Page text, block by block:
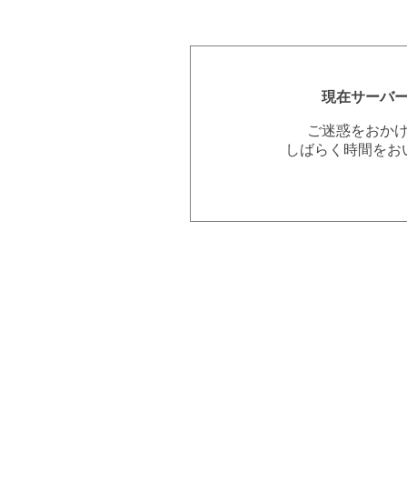
現在サーバ
ご迷惑をおか
しばらく時間を